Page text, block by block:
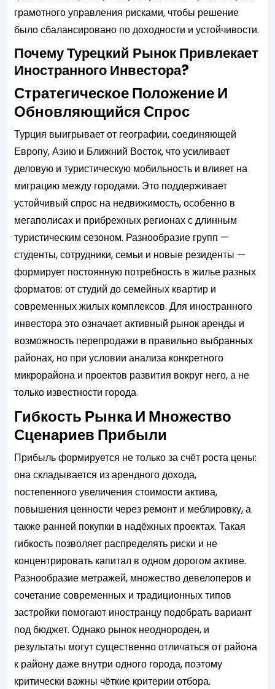
грамотного управления рисками, чтобы решение
было сбалансировано по доходности и устойчивости.
Почему Турецкий Рынок Привлекает
Иностранного Инвестора?
Стратегическое Положение И
Обновляющийся Спрос
Турция выигрывает от географии, соединяющей
Европу, Азию и Ближний Восток, что усиливает
деловую и туристическую мобильность и влияет на
миграцию между городами. Это поддерживает
устойчивый спрос на недвижимость, особенно в
мегаполисах и прибрежных регионах с длинным
туристическим сезоном. Разнообразие групп —
студенты, сотрудники, семьи и новые резиденты —
формирует постоянную потребность в жилье разных
форматов: от студий до семейных квартир и
современных жилых комплексов. Для иностранного
инвестора это означает активный рынок аренды и
возможность перепродажи в правильно выбранных
районах, но при условии анализа конкретного
микрорайона и проектов развития вокруг него, а не
только известности города.
Гибкость Рынка И Множество
Сценариев Прибыли
Прибыль формируется не только за счёт роста цены:
она складывается из арендного дохода,
постепенного увеличения стоимости актива,
повышения ценности через ремонт и меблировку, а
также ранней покупки в надёжных проектах. Такая
гибкость позволяет распределять риски и не
концентрировать капитал в одном дорогом активе.
Разнообразие метражей, множество девелоперов и
сочетание современных и традиционных типов
застройки помогают иностранцу подобрать вариант
под бюджет. Однако рынок неоднороден, и
результаты могут существенно отличаться от района
к району даже внутри одного города, поэтому
критически важны чёткие критерии отбора.